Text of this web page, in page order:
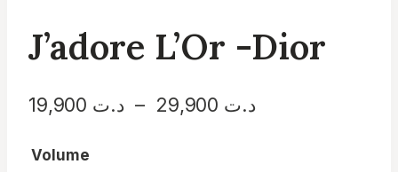
J’adore L’Or -Dior
د.ت – د.تPlage
Volume